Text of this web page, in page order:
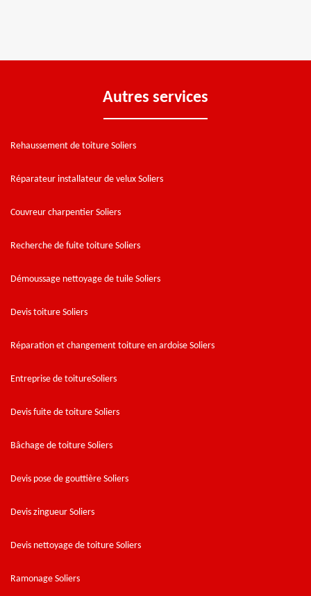
Autres services
Rehaussement de toiture Soliers
Réparateur installateur de velux Soliers
Couvreur charpentier Soliers
Recherche de fuite toiture Soliers
Démoussage nettoyage de tuile Soliers
Devis toiture Soliers
Réparation et changement toiture en ardoise Soliers
Entreprise de toitureSoliers
Devis fuite de toiture Soliers
Bâchage de toiture Soliers
Devis pose de gouttière Soliers
Devis zingueur Soliers
Devis nettoyage de toiture Soliers
Ramonage Soliers